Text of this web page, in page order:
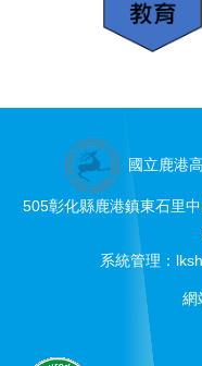
國立鹿港
505彰化縣鹿港鎮東石里
系統管理：
網